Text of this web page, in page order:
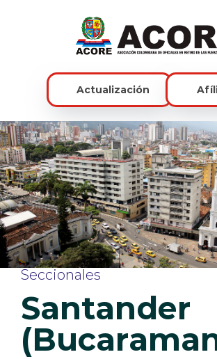
Actualización
Seccionales
Santander